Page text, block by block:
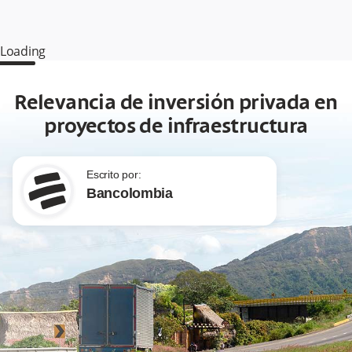
Loading
Relevancia de inversión privada en
proyectos de infraestructura
Escrito por:
Bancolombia